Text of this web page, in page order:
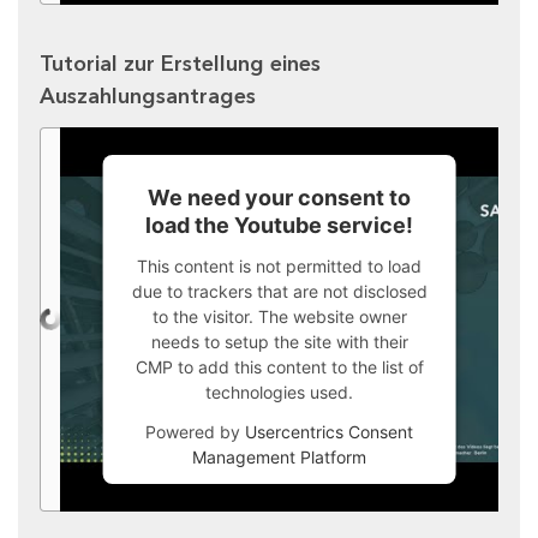
Tutorial zur Erstellung eines
Auszahlungsantrages
We need your consent to
load the Youtube service!
This content is not permitted to load
due to trackers that are not disclosed
to the visitor. The website owner
needs to setup the site with their
CMP to add this content to the list of
technologies used.
Powered by Usercentrics Consent
Management Platform